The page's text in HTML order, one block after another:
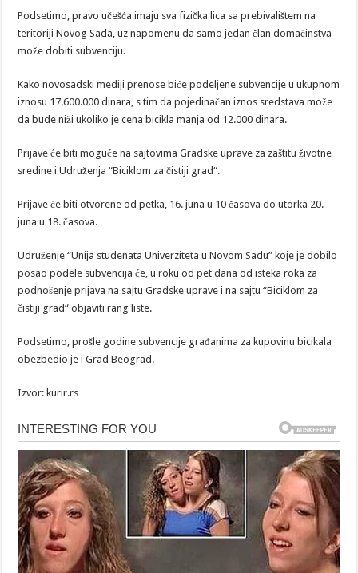
Podsetimo, pravo učešća imaju sva fizička lica sa prebivalištem na
teritoriji Novog Sada, uz napomenu da samo jedan član domaćinstva
može dobiti subvenciju.
Kako novosadski mediji prenose biće podeljene subvencije u ukupnom
iznosu 17.600.000 dinara, s tim da pojedinačan iznos sredstava može
da bude niži ukoliko je cena bicikla manja od 12.000 dinara.
Prijave će biti moguće na sajtovima Gradske uprave za zaštitu životne
sredine i Udruženja “Biciklom za čistiji grad“.
Prijave će biti otvorene od petka, 16. juna u 10 časova do utorka 20.
juna u 18. časova.
Udruženje “Unija studenata Univerziteta u Novom Sadu” koje je dobilo
posao podele subvencija će, u roku od pet dana od isteka roka za
podnošenje prijava na sajtu Gradske uprave i na sajtu “Biciklom za
čistiji grad“ objaviti rang liste.
Podsetimo, prošle godine subvencije građanima za kupovinu bicikala
obezbedio je i Grad Beograd.
Izvor: kurir.rs